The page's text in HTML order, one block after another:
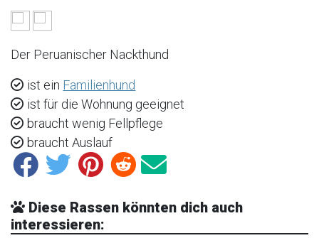
Der Peruanischer Nackthund
ist ein Familienhund
ist für die Wohnung geeignet
braucht wenig Fellpflege
braucht Auslauf
Diese Rassen könnten dich auch
interessieren: